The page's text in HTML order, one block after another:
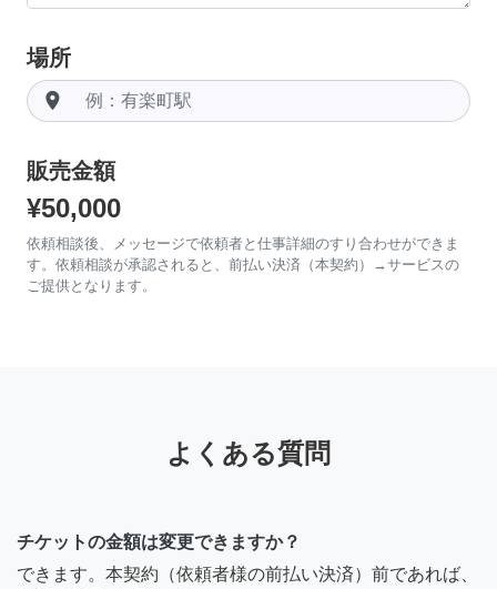
場所
room
販売金額
¥50,000
依頼相談後、メッセージで依頼者と仕事詳細のすり合わせができま
す。依頼相談が承認されると、前払い決済（本契約）→サービスの
ご提供となります。
よくある質問
チケットの金額は変更できますか？
できます。本契約（依頼者様の前払い決済）前であれば、